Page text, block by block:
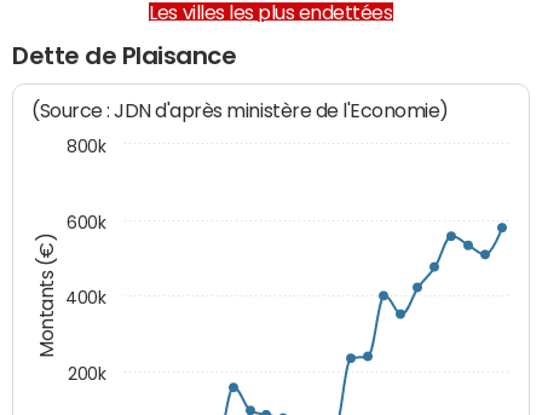
Les villes les plus endettées
Dette de Plaisance
Montants (€)
(Source : JDN d'après ministère de l'Economie)
200k
400k
600k
800k